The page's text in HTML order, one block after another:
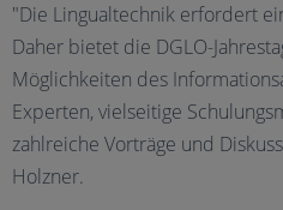
"Die Lingualtechnik erfordert
Daher bietet die DGLO-
Möglichkeiten des
Experten, vielseitige
zahlreiche Vorträge und
Holzner.